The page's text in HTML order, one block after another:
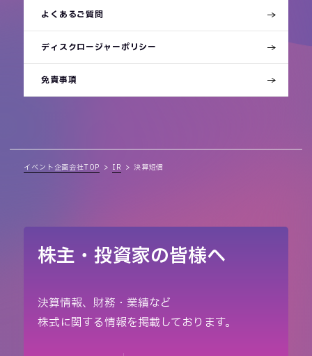
よくあるご質問
ディスクロージャーポリシー
免責事項
イベント企画会社TOP IR 決算短信
株主・投資家の皆様へ
決算情報、財務・業績など
株式に関する情報を掲載しております。